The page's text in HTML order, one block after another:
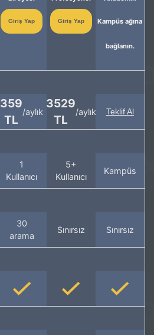
Giriş Yap Giriş Yap Kampüs ağına
bağlanın.
359
TL
/aylık
3529
TL
/aylık Teklif Al
1
Kullanıcı
5+
Kullanıcı
Kampüs
30
arama
Sınırsız Sınırsız